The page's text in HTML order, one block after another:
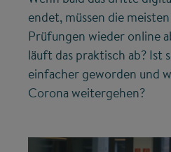
endet, müssen die
Prüfungen wieder online
läuft das praktisch ab? Ist
einfacher geworden und
Corona weitergehen?